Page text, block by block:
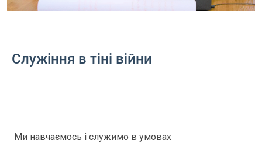
Служіння в тіні війни
Ми навчаємось і служимо в умовах